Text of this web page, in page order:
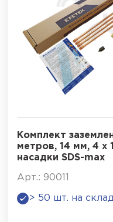
Комплект
метров, 14 мм, 4 х
насадки SDS-max
Арт.: 90011
> 50 шт. на